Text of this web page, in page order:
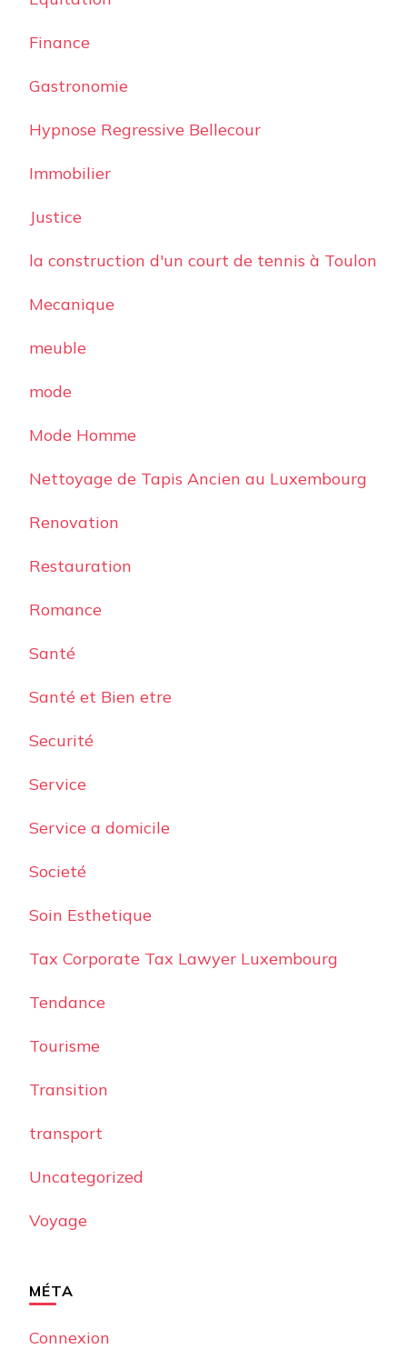
Finance
Gastronomie
Hypnose Regressive Bellecour
Immobilier
Justice
la construction d'un court de tennis à Toulon
Mecanique
meuble
mode
Mode Homme
Nettoyage de Tapis Ancien au Luxembourg
Renovation
Restauration
Romance
Santé
Santé et Bien etre
Securité
Service
Service a domicile
Societé
Soin Esthetique
Tax Corporate Tax Lawyer Luxembourg
Tendance
Tourisme
Transition
transport
Uncategorized
Voyage
MÉTA
Connexion